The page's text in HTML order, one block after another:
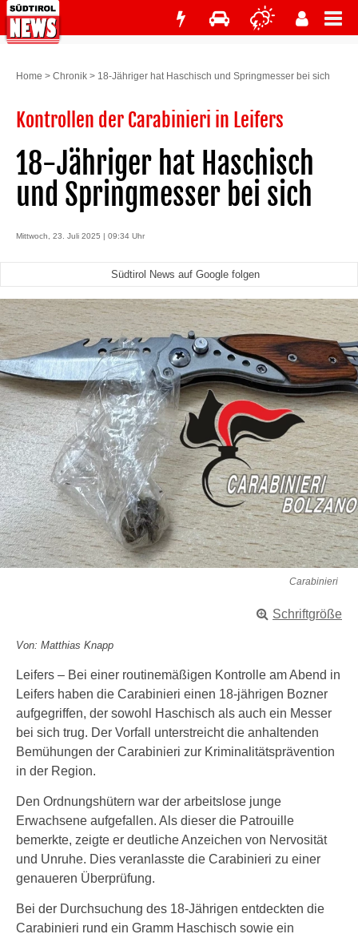
Home > Chronik > 18-Jähriger hat Haschisch und Springmesser bei sich
Kontrollen der Carabinieri in Leifers
18-Jähriger hat Haschisch
und Springmesser bei sich
Mittwoch, 23. Juli 2025 | 09:34 Uhr
Südtirol News auf Google folgen
Carabinieri
Schriftgröße
Von: Matthias Knapp
Leifers – Bei einer routinemäßigen Kontrolle am Abend in
Leifers haben die Carabinieri einen 18-jährigen Bozner
aufgegriffen, der sowohl Haschisch als auch ein Messer
bei sich trug. Der Vorfall unterstreicht die anhaltenden
Bemühungen der Carabinieri zur Kriminalitätsprävention
in der Region.
Den Ordnungshütern war der arbeitslose junge
Erwachsene aufgefallen. Als dieser die Patrouille
bemerkte, zeigte er deutliche Anzeichen von Nervosität
und Unruhe. Dies veranlasste die Carabinieri zu einer
genaueren Überprüfung.
Bei der Durchsuchung des 18-Jährigen entdeckten die
Carabinieri rund ein Gramm Haschisch sowie ein